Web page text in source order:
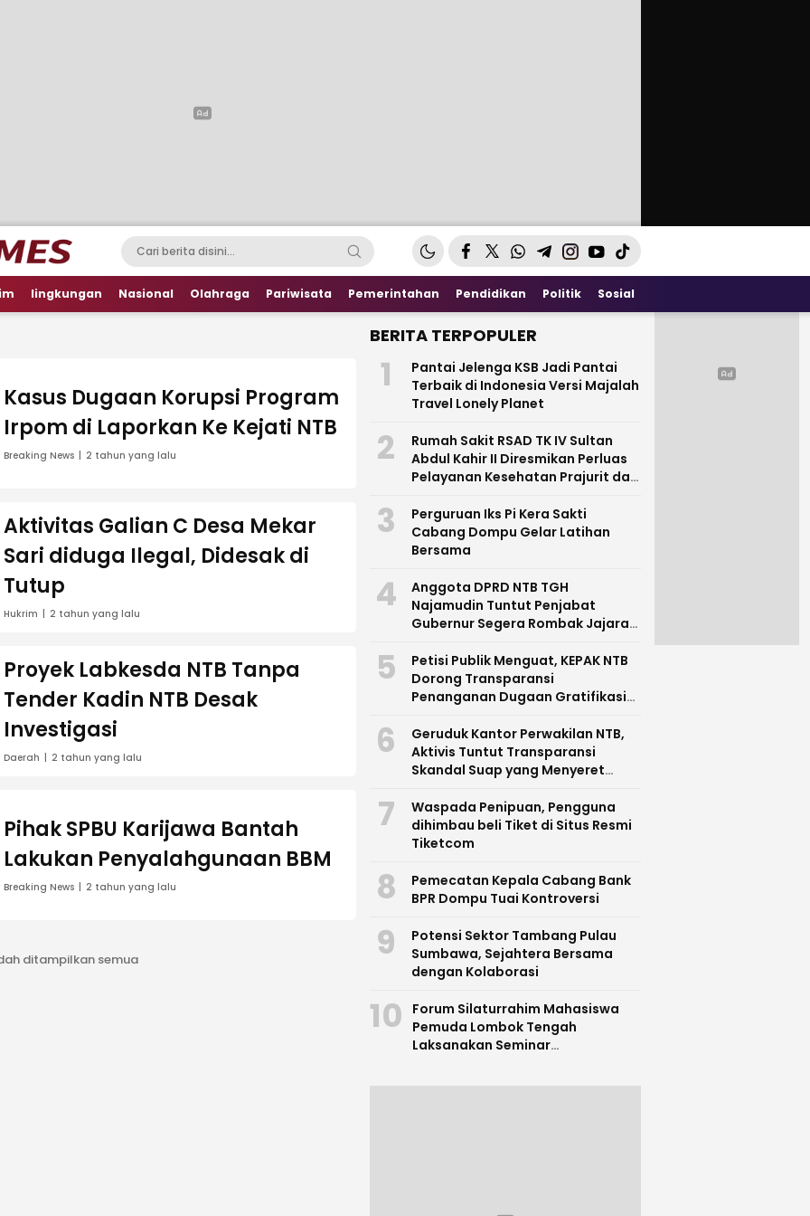
lingkungan Nasional Olahraga Pariwisata Pemerintahan Pendidikan Politik Sosial
Kasus Dugaan Korupsi Program
Irpom di Laporkan Ke Kejati NTB
Breaking News 2 tahun yang lalu
Aktivitas Galian C Desa Mekar
Sari diduga Ilegal, Didesak di
Tutup
Hukrim 2 tahun yang lalu
Proyek Labkesda NTB Tanpa
Tender Kadin NTB Desak
Investigasi
Daerah 2 tahun yang lalu
Pihak SPBU Karijawa Bantah
Lakukan Penyalahgunaan BBM
Breaking News 2 tahun yang lalu
ditampilkan semua
BERITA TERPOPULER
1
Pantai Jelenga KSB Jadi Pantai
Terbaik di Indonesia Versi Majalah
Travel Lonely Planet
2
Rumah Sakit RSAD TK IV Sultan
Abdul Kahir II Diresmikan Perluas
Pelayanan Kesehatan Prajurit dan
3
Perguruan Iks Pi Kera Sakti
Cabang Dompu Gelar Latihan
Bersama
4
Anggota DPRD NTB TGH
Najamudin Tuntut Penjabat
Gubernur Segera Rombak Jajaran
5
Petisi Publik Menguat, KEPAK NTB
Dorong Transparansi
Penanganan Dugaan Gratifikasi
6
Geruduk Kantor Perwakilan NTB,
Aktivis Tuntut Transparansi
Skandal Suap yang Menyeret
7
Waspada Penipuan, Pengguna
dihimbau beli Tiket di Situs Resmi
Tiketcom
8
Pemecatan Kepala Cabang Bank
BPR Dompu Tuai Kontroversi
9
Potensi Sektor Tambang Pulau
Sumbawa, Sejahtera Bersama
dengan Kolaborasi
10
Forum Silaturrahim Mahasiswa
Pemuda Lombok Tengah
Laksanakan Seminar